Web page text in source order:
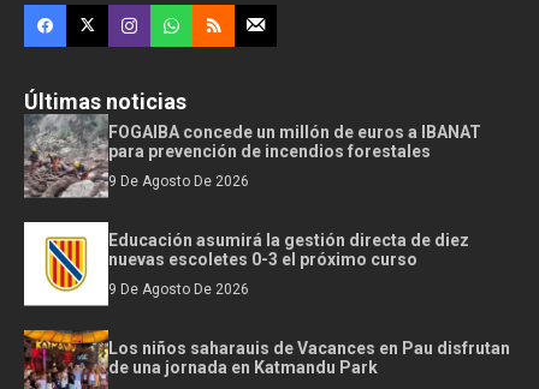
Últimas noticias
FOGAIBA concede un millón de euros a IBANAT
para prevención de incendios forestales
9 De Agosto De 2026
Educación asumirá la gestión directa de diez
nuevas escoletes 0-3 el próximo curso
9 De Agosto De 2026
Los niños saharauis de Vacances en Pau disfrutan
de una jornada en Katmandu Park